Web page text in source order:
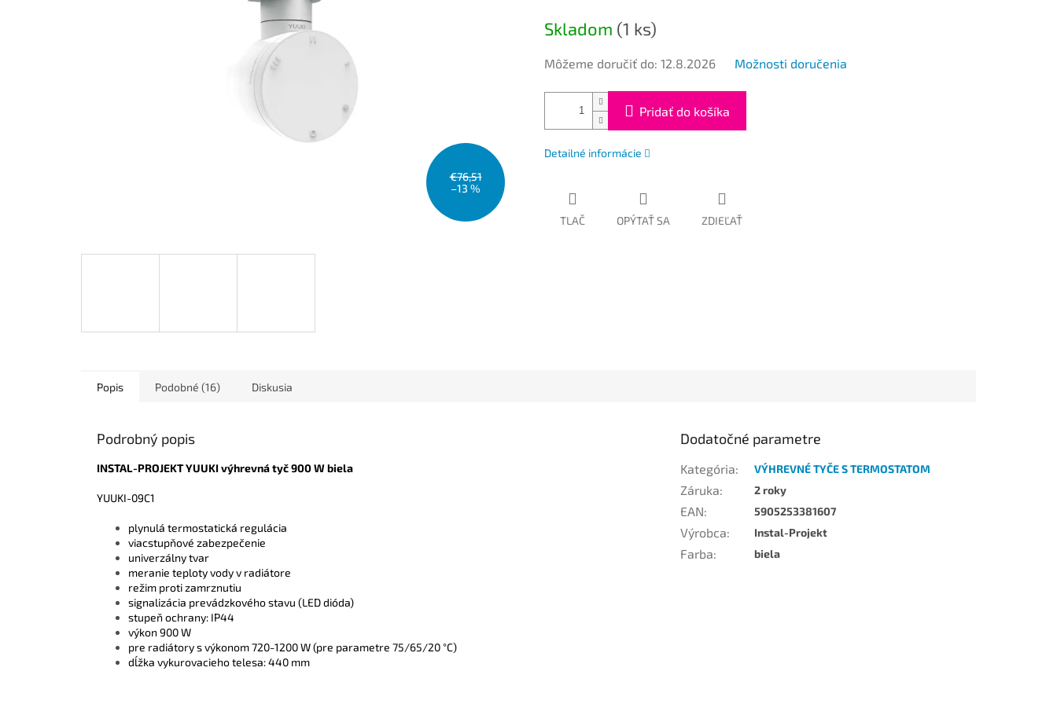
€76,51
–13 %
Skladom (1 ks)
Môžeme doručiť do: 12.8.2026 Možnosti doručenia
Pridať do košíka
Detailné informácie
TLAČ OPÝTAŤ SA ZDIEĽAŤ
Popis Podobné (16) Diskusia
Podrobný popis
INSTAL-PROJEKT YUUKI výhrevná tyč 900 W biela
YUUKI-09C1
plynulá termostatická regulácia
viacstupňové zabezpečenie
univerzálny tvar
meranie teploty vody v radiátore
režim proti zamrznutiu
signalizácia prevádzkového stavu (LED dióda)
stupeň ochrany: IP44
výkon 900 W
pre radiátory s výkonom 720-1200 W (pre parametre 75/65/20 °C)
dĺžka vykurovacieho telesa: 440 mm
Dodatočné parametre
Kategória: VÝHREVNÉ TYČE S TERMOSTATOM
Záruka: 2 roky
EAN: 5905253381607
Výrobca: Instal-Projekt
Farba: biela